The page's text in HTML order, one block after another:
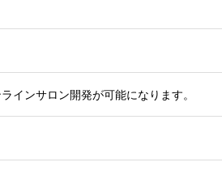
インサロン開発が可能になります。